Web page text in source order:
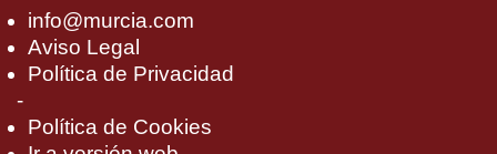
info@murcia.com
Aviso Legal
Política de Privacidad
-
Política de Cookies